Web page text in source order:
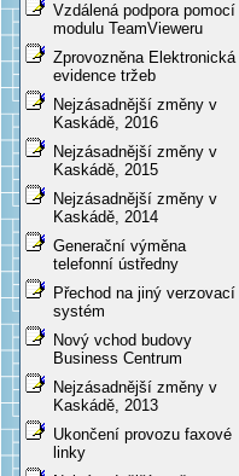
Vzdálená podpora pomocí
modulu TeamVieweru
Zprovozněna Elektronická
evidence tržeb
Nejzásadnější změny v
Kaskádě, 2016
Nejzásadnější změny v
Kaskádě, 2015
Nejzásadnější změny v
Kaskádě, 2014
Generační výměna
telefonní ústředny
Přechod na jiný verzovací
systém
Nový vchod budovy
Business Centrum
Nejzásadnější změny v
Kaskádě, 2013
Ukončení provozu faxové
linky